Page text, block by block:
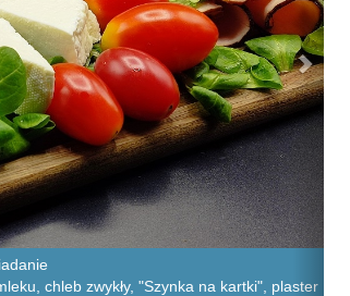
chleb zwykły, "Szynka na kartki", plaster